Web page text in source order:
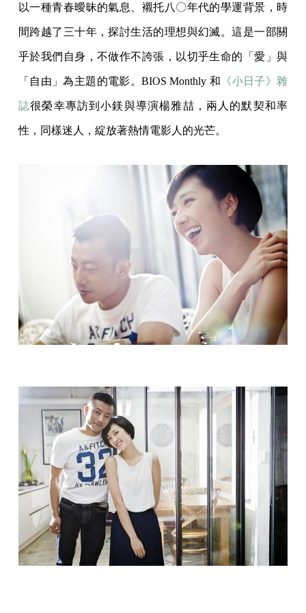
以一種青春曖昧的氣息、襯托八〇年代的學運背景，時
間跨越了三十年，探討生活的理想與幻滅。這是一部關
乎於我們自身，不做作不誇張，以切乎生命的「愛」與
「自由」為主題的電影。BIOS Monthly 和 《小日子》雜
誌很榮幸專訪到小鎂與導演楊雅喆，兩人的默契和率
性，同樣迷人，綻放著熱情電影人的光芒。